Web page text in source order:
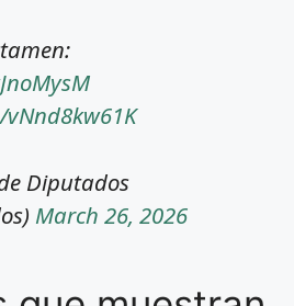
Diputados
March 26, 2026